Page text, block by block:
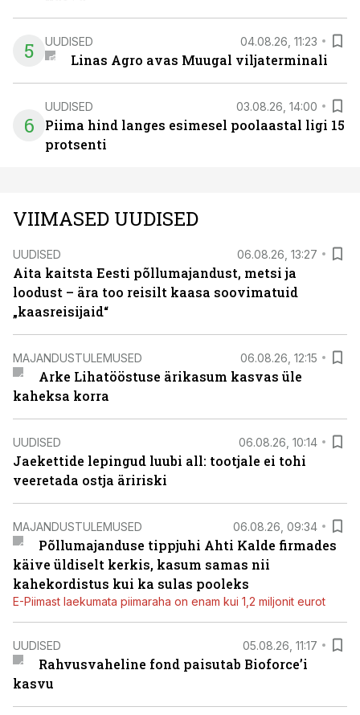
5 UUDISED 04.08.26, 11:23
Linas Agro avas Muugal viljaterminali
6
UUDISED 03.08.26, 14:00
Piima hind langes esimesel poolaastal ligi 15
protsenti
VIIMASED UUDISED
UUDISED 06.08.26, 13:27
Aita kaitsta Eesti põllumajandust, metsi ja
loodust – ära too reisilt kaasa soovimatuid
„kaasreisijaid“
MAJANDUSTULEMUSED 06.08.26, 12:15
Arke Lihatööstuse ärikasum kasvas üle
kaheksa korra
UUDISED 06.08.26, 10:14
Jaekettide lepingud luubi all: tootjale ei tohi
veeretada ostja äririski
MAJANDUSTULEMUSED 06.08.26, 09:34
Põllumajanduse tippjuhi Ahti Kalde firmades
käive üldiselt kerkis, kasum samas nii
kahekordistus kui ka sulas pooleks
E-Piimast laekumata piimaraha on enam kui 1,2 miljonit eurot
UUDISED 05.08.26, 11:17
Rahvusvaheline fond paisutab Bioforce’i
kasvu